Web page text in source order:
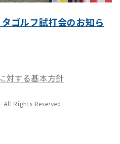
ゴルフ試打会のお知ら
対する基本方針
All Rights Reserved.